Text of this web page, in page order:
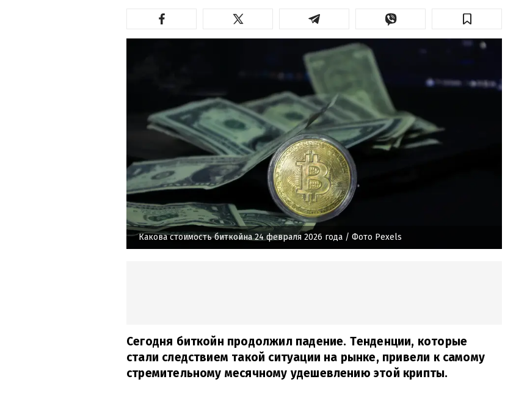
Какова стоимость биткойна 24 февраля 2026 года / Фото Pexels
Сегодня биткойн продолжил падение. Тенденции, которые
стали следствием такой ситуации на рынке, привели к самому
стремительному месячному удешевлению этой крипты.